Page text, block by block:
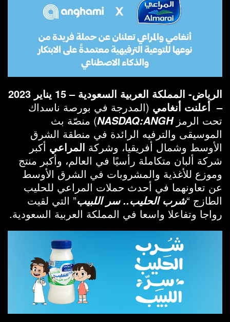
الرياض- المملكة العربية السعودية – 15 يناير 2023
– أعلنت أنغامي (المدرجة في بورصة ناسداك
تحت الرمزNASDAQ:ANGH) منصّة بث
الموسيقى والترفيه الرائدة في منطقة الشرق
الأوسط وشمال أفريقيا، وشركة المراعي أكبر
شركة ألبان متكاملة رأسيًا في العالم، وأكبر منتج
وموزع للأغذية والمشروبات في الشرق الأوسط
عن تعاونهما في أحدث حملات المراعي للحليب
الطازج “شرب الحليب.. سر اللبيب” التي لقيت
رواجا وتفاعلا واسعا في المملكة العربية السعودية.